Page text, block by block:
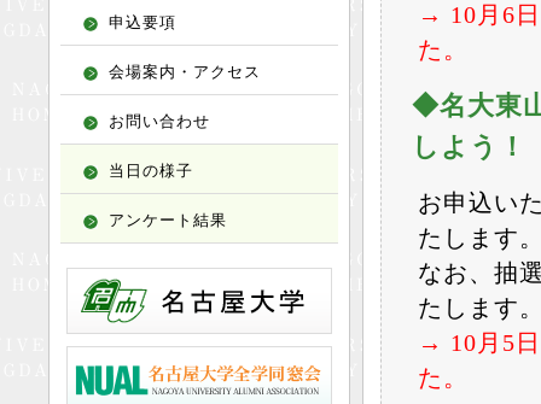
申込要項
会場案内・アクセス
お問い合わせ
当日の様子
アンケート結果
→ 10月6
た。
◆名大東
しよう！
お申込い
たします
なお、抽
たします
→ 10月5
た。